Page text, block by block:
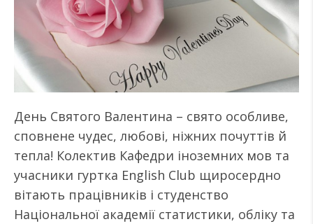
День Святого Валентина – свято особливе,
сповнене чудес, любові, ніжних почуттів й
тепла! Колектив Кафедри іноземних мов та
учасники гуртка English Club щиросердно
вітають працівників і студенство
Національної академії статистики, обліку та